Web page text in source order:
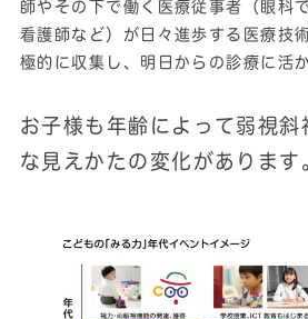
師やその下で働く医療従事者（眼科
看護師など）が日々進歩する医療技
極的に収集し、明日からの診療に活
お子様も年齢によって弱視斜
な見えかたの変化があります